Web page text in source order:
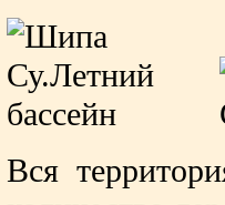
Вся